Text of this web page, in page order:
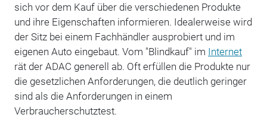
sich vor dem Kauf über die verschiedenen Produkte
und ihre Eigenschaften informieren. Idealerweise wird
der Sitz bei einem Fachhändler ausprobiert und im
eigenen Auto eingebaut. Vom "Blindkauf" im Internet
rät der ADAC generell ab. Oft erfüllen die Produkte nur
die gesetzlichen Anforderungen, die deutlich geringer
sind als die Anforderungen in einem
Verbraucherschutztest.